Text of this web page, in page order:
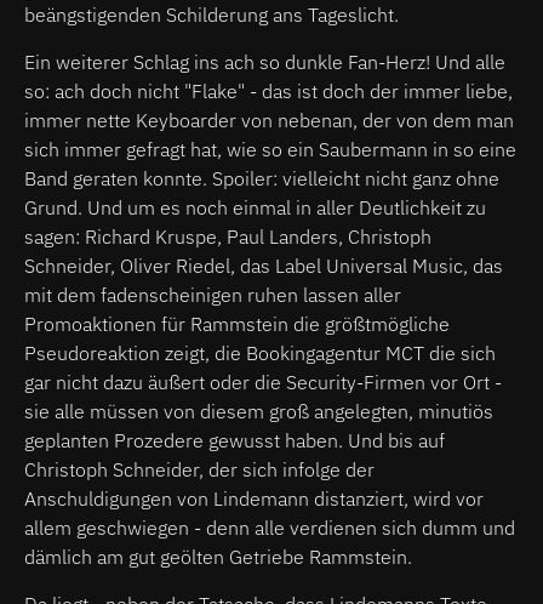
beängstigenden Schilderung ans Tageslicht.
Ein weiterer Schlag ins ach so dunkle Fan-Herz! Und alle
so: ach doch nicht "Flake" - das ist doch der immer liebe,
immer nette Keyboarder von nebenan, der von dem man
sich immer gefragt hat, wie so ein Saubermann in so eine
Band geraten konnte. Spoiler: vielleicht nicht ganz ohne
Grund. Und um es noch einmal in aller Deutlichkeit zu
sagen: Richard Kruspe, Paul Landers, Christoph
Schneider, Oliver Riedel, das Label Universal Music, das
mit dem fadenscheinigen ruhen lassen aller
Promoaktionen für Rammstein die größtmögliche
Pseudoreaktion zeigt, die Bookingagentur MCT die sich
gar nicht dazu äußert oder die Security-Firmen vor Ort -
sie alle müssen von diesem groß angelegten, minutiös
geplanten Prozedere gewusst haben. Und bis auf
Christoph Schneider, der sich infolge der
Anschuldigungen von Lindemann distanziert, wird vor
allem geschwiegen - denn alle verdienen sich dumm und
dämlich am gut geölten Getriebe Rammstein.